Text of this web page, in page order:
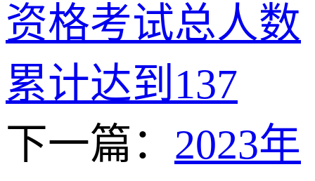
资格考试总人数
累计达到137
下一篇： 2023年